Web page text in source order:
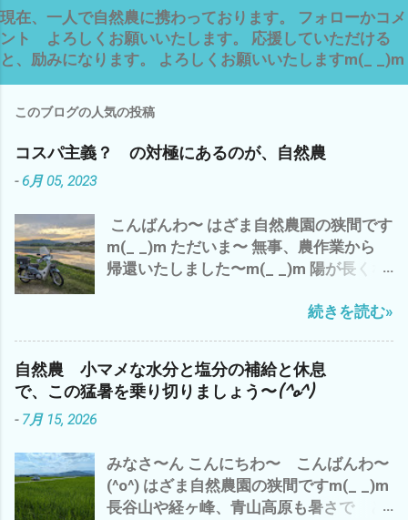
現在、一人で自然農に携わっております。 フォローかコメ
ント よろしくお願いいたします。 応援していただける
と、励みになります。 よろしくお願いいたしますm(_ _)m
このブログの人気の投稿
コスパ主義？ の対極にあるのが、自然農
-6月 05, 2023
こんばんわ〜 はざま自然農園の狭間です
m(_ _)m ただいま〜 無事、農作業から
帰還いたしました〜m(_ _)m 陽が長くな
(・∀・) でも、 空気は、少し重く お天気
診のバイトを午前中に完了させ、 早く、
大人になりたいか？ 子供のまま のほ
うがイイのか？ - 6月 04, 2023 午後から
の誘導や補修など ジャンボニンニク も、
一部 収穫 これは、来年の種芋に^^; や
っぱ、 夕方になると、 藪蚊が〜(*´ω｀*)
続きを読む»
自然農 小マメな水分と塩分の補給と休息
で、この猛暑を乗り切りましょう〜(^o^)
- 7月 15, 2026
みなさ〜ん こんにちわ〜 こんばんわ〜
(^o^) はざま自然農園の狭間ですm(_ _)m
長谷山や経ヶ峰、青山高原も暑さで ど